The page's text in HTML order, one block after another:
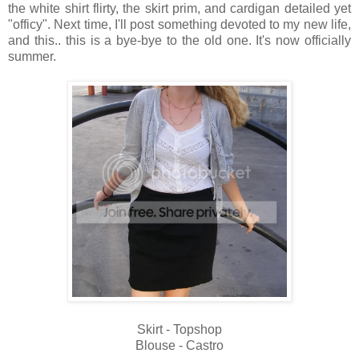
the white shirt flirty, the skirt prim, and cardigan detailed yet
"officy". Next time, I'll post something devoted to my new life,
and this.. this is a bye-bye to the old one. It's now officially
summer.
Skirt - Topshop
Blouse - Castro